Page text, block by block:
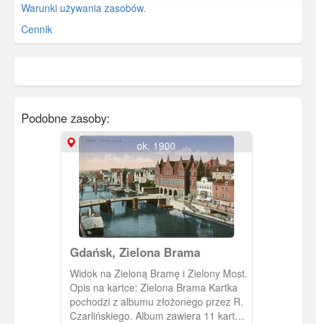
Warunki używania zasobów.
Cennik
Podobne zasoby:
ok. 1900
Gdańsk, Zielona Brama
Widok na Zieloną Bramę i Zielony Most.
Opis na kartce: Zielona Brama Kartka
pochodzi z albumu złożonego przez R.
Czarlińskiego. Album zawiera 11 kartek